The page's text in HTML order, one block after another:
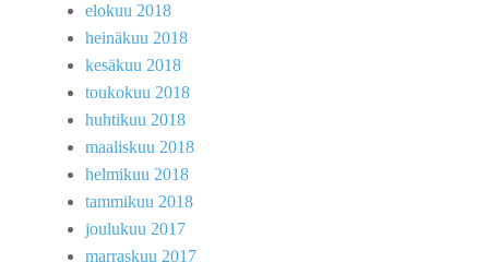
elokuu 2018
heinäkuu 2018
kesäkuu 2018
toukokuu 2018
huhtikuu 2018
maaliskuu 2018
helmikuu 2018
tammikuu 2018
joulukuu 2017
marraskuu 2017